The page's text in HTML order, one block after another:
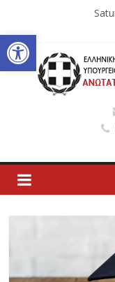
Open toolbar
content
Ανώτατη
Εκκλησιαστική